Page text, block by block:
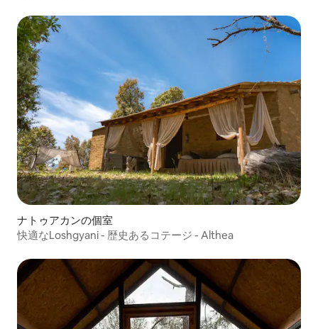
ナトゥアカンの個室
快適なLoshgyani - 歴史あるコテージ - Althea